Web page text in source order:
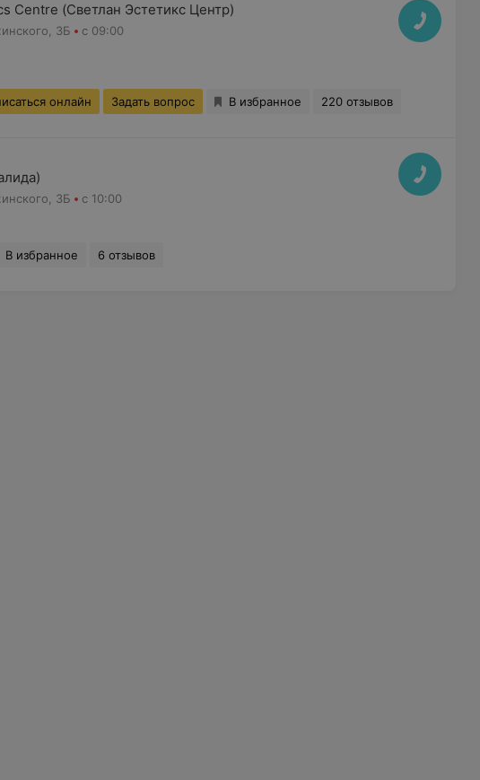
Centre (Светлан Эстетикс Центр)
3Б с 09:00
онлайн Задать вопрос В избранное 220 отзывов
3Б с 10:00
В избранное 6 отзывов